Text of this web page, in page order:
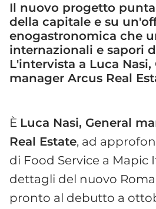
Il nuovo progetto
della capitale e su
enogastronomica che
internazionali e sapori
L'intervista a Luca Nasi,
manager Arcus Real
È Luca Nasi, General
Real Estate, ad
di Food Service a Mapic
dettagli del nuovo
pronto al debutto a